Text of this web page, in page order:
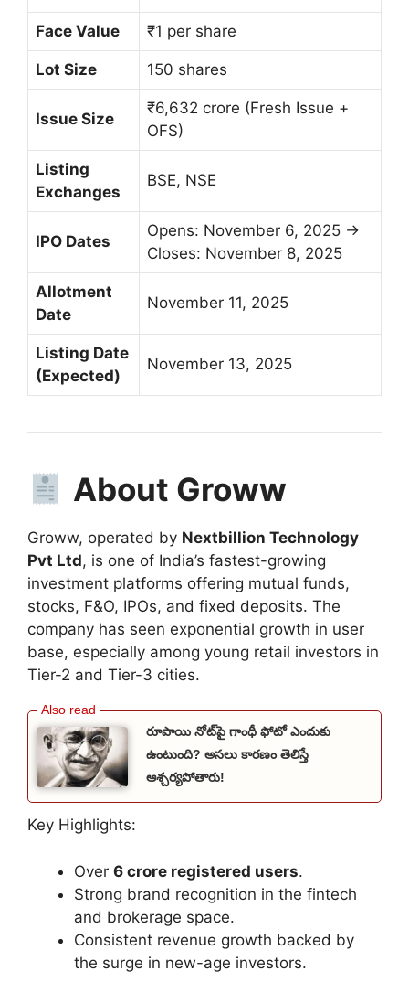
Face Value ₹1 per share
Lot Size 150 shares
Issue Size
₹6,632 crore (Fresh Issue +
OFS)
Listing
Exchanges
BSE, NSE
IPO Dates
Opens: November 6, 2025 →
Closes: November 8, 2025
Allotment
Date
November 11, 2025
Listing Date
(Expected)
November 13, 2025
About Groww
Groww, operated by Nextbillion Technology
Pvt Ltd, is one of India’s fastest-growing
investment platforms offering mutual funds,
stocks, F&O, IPOs, and fixed deposits. The
company has seen exponential growth in user
base, especially among young retail investors in
Tier-2 and Tier-3 cities.
రూపాయి నోట్‌పై గాంధీ ఫోటో ఎందుకు
ఉంటుంది? అసలు కారణం తెలిస్తే
ఆశ్చర్యపోతారు!
Key Highlights:
Over 6 crore registered users.
Strong brand recognition in the fintech
and brokerage space.
Consistent revenue growth backed by
the surge in new-age investors.